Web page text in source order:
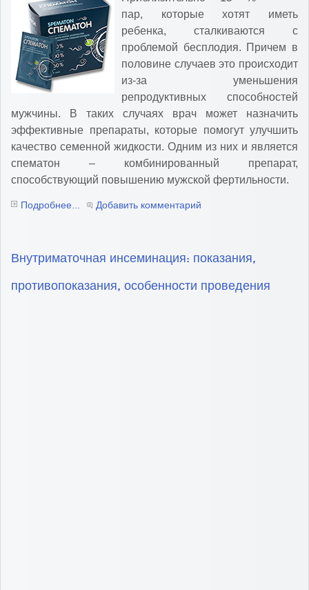
пар, которые хотят иметь
ребенка, сталкиваются с
проблемой бесплодия. Причем в
половине случаев это происходит
из-за уменьшения
репродуктивных способностей
мужчины. В таких случаях врач может назначить
эффективные препараты, которые помогут улучшить
качество семенной жидкости. Одним из них и является
спематон – комбинированный препарат,
способствующий повышению мужской фертильности.
Подробнее... Добавить комментарий
Внутриматочная инсеминация: показания,
противопоказания, особенности проведения